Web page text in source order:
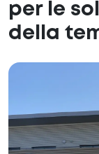
per le
della